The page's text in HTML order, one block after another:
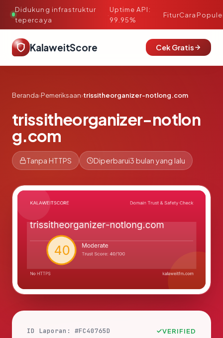
Didukung infrastruktur
tepercaya
·
Uptime API:
99.95%
FiturCara
KalaweitScore Cek Gratis
Beranda›Pemeriksaan›trissitheorganizer-notlong.com
trissitheorganizer-notlon
g.com
Tanpa HTTPS Diperbarui3 bulan yang lalu
ID Laporan: #FC40765D VERIFIED